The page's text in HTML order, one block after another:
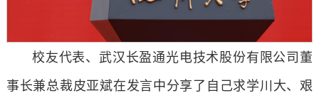
校友代表、武汉长盈通光电技术股份有限公司董
事长兼总裁皮亚斌在发言中分享了自己求学川大、艰